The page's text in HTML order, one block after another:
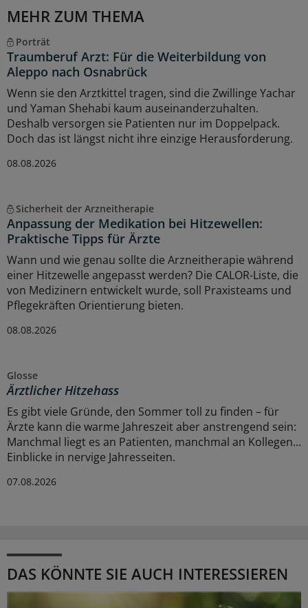
MEHR ZUM THEMA
Porträt
Traumberuf Arzt: Für die Weiterbildung von
Aleppo nach Osnabrück
Wenn sie den Arztkittel tragen, sind die Zwillinge Yachar
und Yaman Shehabi kaum auseinanderzuhalten.
Deshalb versorgen sie Patienten nur im Doppelpack.
Doch das ist längst nicht ihre einzige Herausforderung.
08.08.2026
Sicherheit der Arzneitherapie
Anpassung der Medikation bei Hitzewellen:
Praktische Tipps für Ärzte
Wann und wie genau sollte die Arzneitherapie während
einer Hitzewelle angepasst werden? Die CALOR-Liste, die
von Medizinern entwickelt wurde, soll Praxisteams und
Pflegekräften Orientierung bieten.
08.08.2026
Glosse
Ärztlicher Hitzehass
Es gibt viele Gründe, den Sommer toll zu finden – für
Ärzte kann die warme Jahreszeit aber anstrengend sein:
Manchmal liegt es an Patienten, manchmal an Kollegen...
Einblicke in nervige Jahresseiten.
07.08.2026
DAS KÖNNTE SIE AUCH INTERESSIEREN